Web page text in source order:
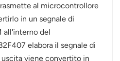
al microcontrollore
in un segnale di
all'interno del
elabora il segnale di
viene convertito in